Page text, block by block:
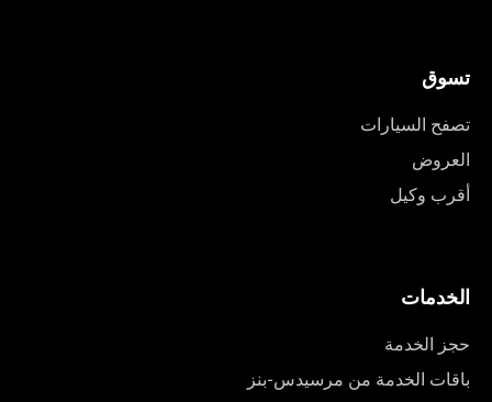
تسوق
تصفح السيارات
العروض
أقرب وكيل
الخدمات
حجز الخدمة
باقات الخدمة من مرسيدس-بنز